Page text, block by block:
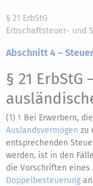
§ 21 ErbStG
Erbschaftsteuer- und
Abschnitt 4 –
§ 21 ErbStG
(1) 1 Bei Erwerbern,
Auslandsvermögen zu
entsprechenden
werden, ist in den
die Vorschriften eines
Doppelbesteuerung